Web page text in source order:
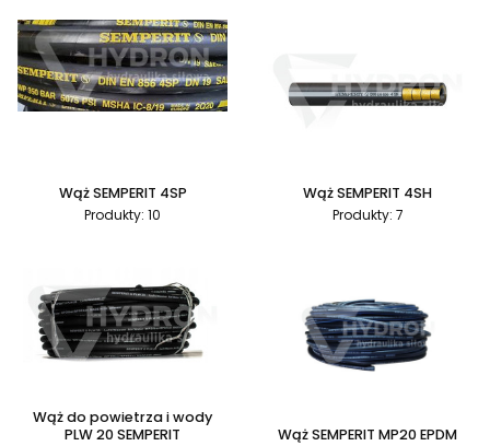
Wąż SEMPERIT 4SP
Produkty: 10
Wąż SEMPERIT 4SH
Produkty: 7
Wąż do powietrza i wody
PLW 20 SEMPERIT
Wąż SEMPERIT MP20 EPDM